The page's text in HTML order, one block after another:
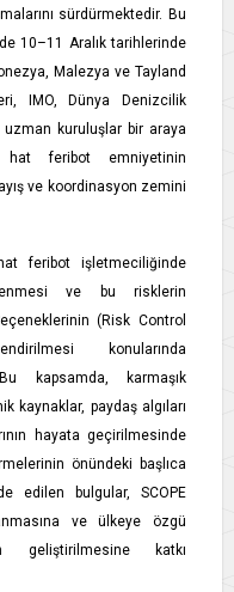
sürdürmektedir. Bu
10–11 Aralık tarihlerinde
Malezya ve Tayland
IMO, Dünya Denizcilik
kuruluşlar bir araya
hat feribot emniyetinin
ve koordinasyon zemini
feribot işletmeciliğinde
ve bu risklerin
(Risk Control
konularında
kapsamda, karmaşık
kaynaklar, paydaş algıları
hayata geçirilmesinde
önündeki başlıca
edilen bulgular, SCOPE
ve ülkeye özgü
geliştirilmesine katkı